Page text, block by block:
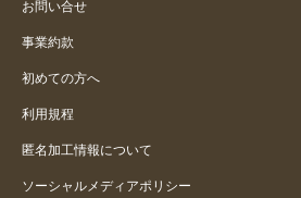
お問い合せ
事業約款
初めての方へ
利用規程
匿名加工情報について
ソーシャルメディアポリシー